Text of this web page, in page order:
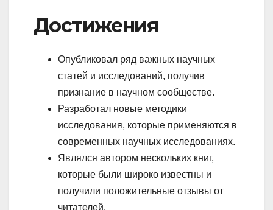
Достижения
Опубликовал ряд важных научных
статей и исследований, получив
признание в научном сообществе.
Разработал новые методики
исследования, которые применяются в
современных научных исследованиях.
Являлся автором нескольких книг,
которые были широко известны и
получили положительные отзывы от
читателей.